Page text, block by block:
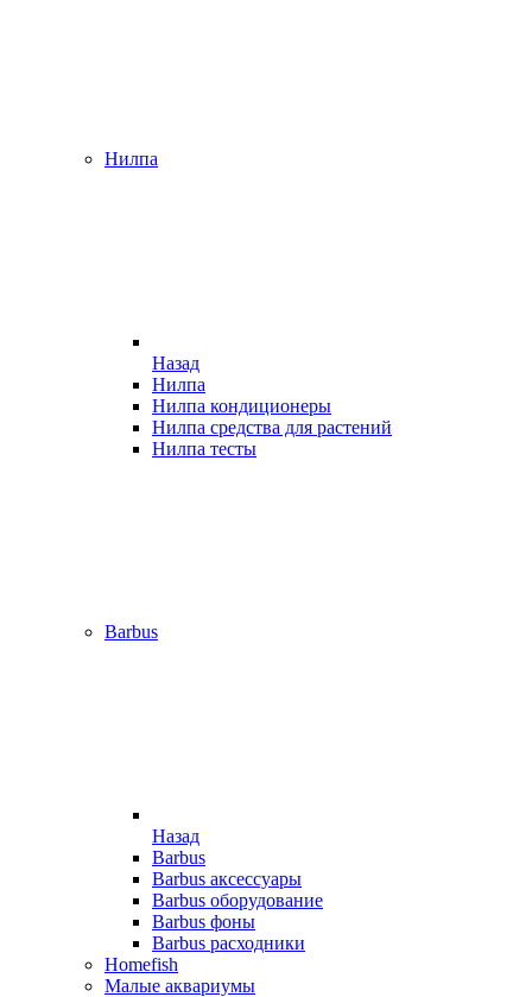
Нилпа
Назад
Нилпа
Нилпа кондиционеры
Нилпа средства для растений
Нилпа тесты
Barbus
Назад
Barbus
Barbus аксессуары
Barbus оборудование
Barbus фоны
Barbus расходники
Homefish
Малые аквариумы